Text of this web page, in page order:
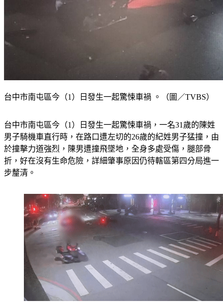
男子騎機車直行時，在路口遭左切的26歲的紀姓男子猛撞，由
於撞擊力道強烈，陳男遭撞飛墜地，全身多處受傷，腿部骨
折，好在沒有生命危險，詳細肇事原因仍待轄區第四分局進一
步釐清。
陳男當場噴飛，機車碎片散落一地 。（圖／TVBS）